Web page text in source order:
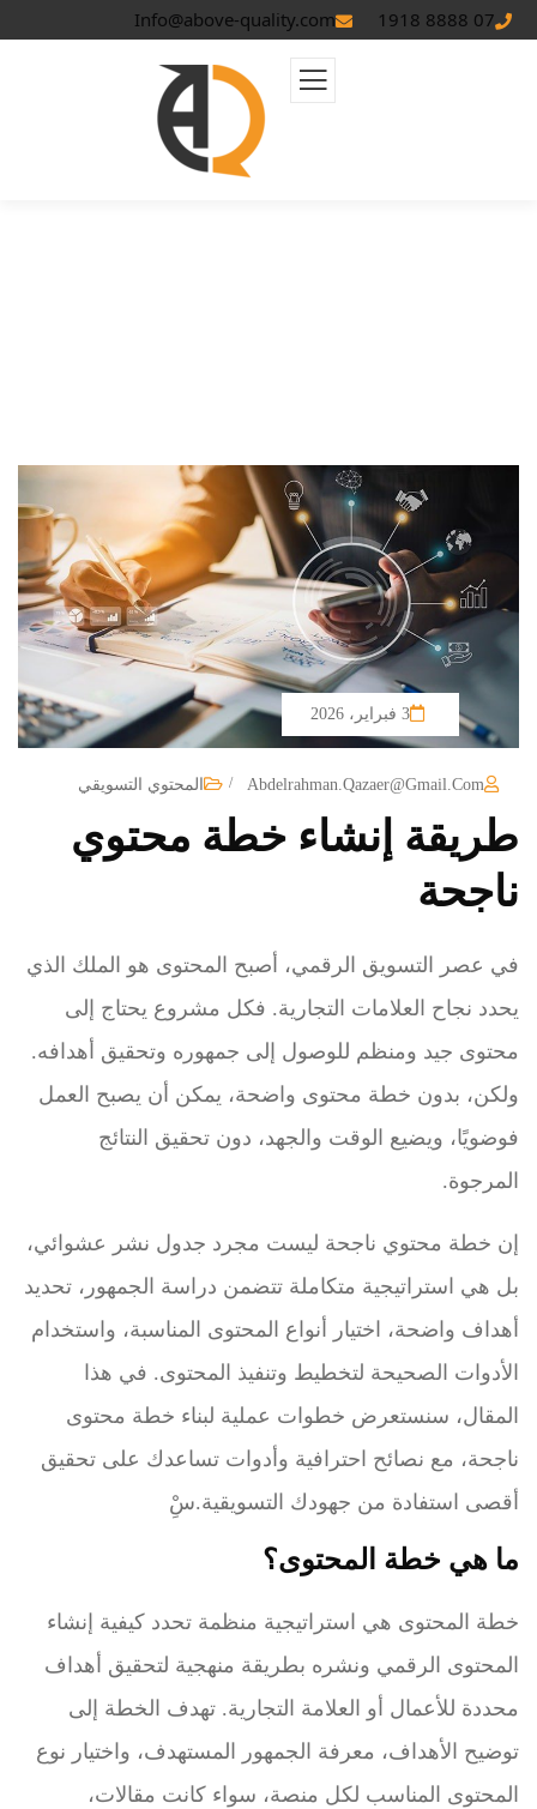
Info@above-quality.com 07 8888 1918
3 فبراير، 2026
Abdelrahman.qazaer@gmail.com
/ المحتوي التسويقي
طريقة إنشاء خطة محتوي
ناجحة
في عصر التسويق الرقمي، أصبح المحتوى هو الملك الذي
يحدد نجاح العلامات التجارية. فكل مشروع يحتاج إلى
محتوى جيد ومنظم للوصول إلى جمهوره وتحقيق أهدافه.
ولكن، بدون خطة محتوى واضحة، يمكن أن يصبح العمل
فوضويًا، ويضيع الوقت والجهد، دون تحقيق النتائج
المرجوة.
إن خطة محتوي ناجحة ليست مجرد جدول نشر عشوائي،
بل هي استراتيجية متكاملة تتضمن دراسة الجمهور، تحديد
أهداف واضحة، اختيار أنواع المحتوى المناسبة، واستخدام
الأدوات الصحيحة لتخطيط وتنفيذ المحتوى. في هذا
المقال، سنستعرض خطوات عملية لبناء خطة محتوى
ناجحة، مع نصائح احترافية وأدوات تساعدك على تحقيق
أقصى استفادة من جهودك التسويقية.سِْ
ما هي خطة المحتوى؟
خطة المحتوى هي استراتيجية منظمة تحدد كيفية إنشاء
المحتوى الرقمي ونشره بطريقة منهجية لتحقيق أهداف
محددة للأعمال أو العلامة التجارية. تهدف الخطة إلى
توضيح الأهداف، معرفة الجمهور المستهدف، واختيار نوع
المحتوى المناسب لكل منصة، سواء كانت مقالات،